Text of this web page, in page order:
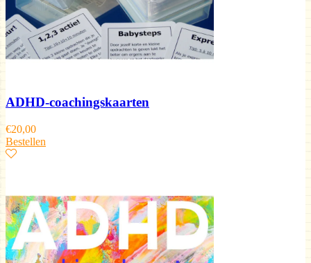
ADHD-coachingskaarten
€20,00
Bestellen